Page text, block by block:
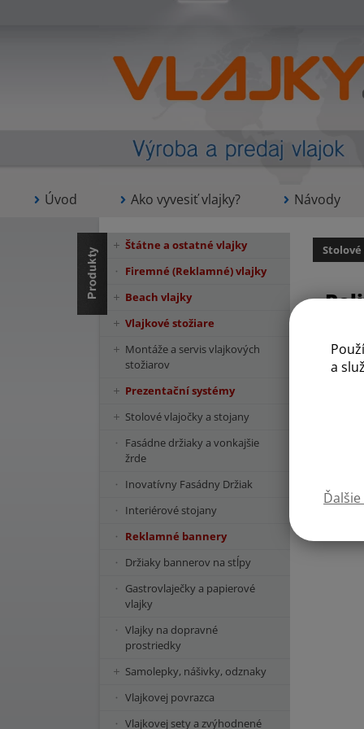
a
Úvod Ako vyvesiť vlajky? Návody
Štátne a ostatné vlajky
Firemné (Reklamné) vlajky
Beach vlajky
Vlajkové stožiare
Montáže a servis vlajkových
stožiarov
Prezentační systémy
Stolové vlajočky a stojany
Fasádne držiaky a vonkajšie
žrde
Inovatívny Fasádny Držiak
Interiérové stojany
Reklamné bannery
Držiaky bannerov na stĺpy
Gastrovlaječky a papierové
vlajky
Vlajky na dopravné
prostriedky
Samolepky, nášivky, odznaky
Vlajkovej povrazca
Vlajkovej sety a zvýhodnené